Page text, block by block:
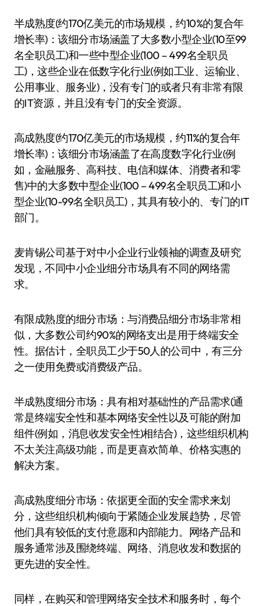
半成熟度(约170亿美元的市场规模，约10%的复合年
增长率)：该细分市场涵盖了大多数小型企业(10至99
名全职员工)和一些中型企业(100 – 499名全职员
工)，这些企业在低数字化行业(例如工业、运输业、
公用事业、服务业)，没有专门的或者只有非常有限
的IT资源，并且没有专门的安全资源。
高成熟度(约170亿美元的市场规模，约11%的复合年
增长率)：该细分市场涵盖了在高度数字化行业(例
如，金融服务、高科技、电信和媒体、消费者和零
售)中的大多数中型企业(100 – 499名全职员工)和小
型企业(10-99名全职员工)，其具有较小的、专门的IT
部门。
麦肯锡公司基于对中小企业行业领袖的调查及研究
发现，不同中小企业细分市场具有不同的网络需
求。
有限成熟度的细分市场：与消费品细分市场非常相
似，大多数公司约90%的网络支出是用于终端安全
性。据估计，全职员工少于50人的公司中，有三分
之一使用免费或消费级产品。
半成熟度细分市场：具有相对基础性的产品需求(通
常是终端安全性和基本网络安全性以及可能的附加
组件(例如，消息收发安全性)相结合)，这些组织机构
不太关注高级功能，而是更喜欢简单、价格实惠的
解决方案。
高成熟度细分市场：依据更全面的安全需求来划
分，这些组织机构倾向于紧随企业发展趋势，尽管
他们具有较低的支付意愿和内部能力。网络产品和
服务通常涉及围绕终端、网络、消息收发和数据的
更先进的安全性。
同样，在购买和管理网络安全技术和服务时，每个